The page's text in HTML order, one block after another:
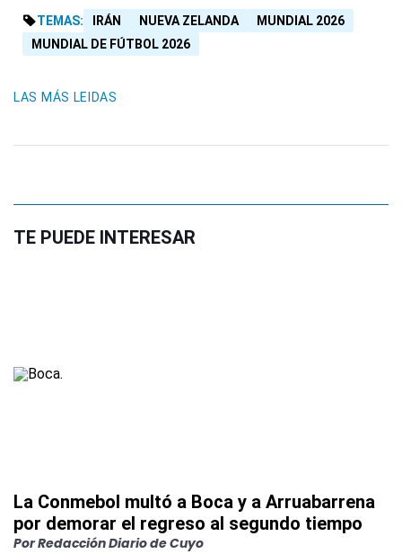
TEMAS: IRÁN NUEVA ZELANDA
MUNDIAL 2026
MUNDIAL DE FÚTBOL 2026
LAS MÁS LEIDAS
TE PUEDE INTERESAR
La Conmebol multó a Boca y a Arruabarrena
por demorar el regreso al segundo tiempo
PorRedacción Diario de Cuyo